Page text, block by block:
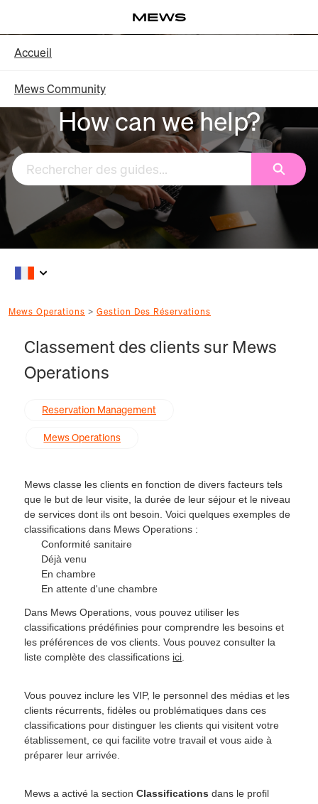
contenu
principal
Accueil
Mews Community
How can we help?
Mews Operations Gestion Des Réservations
Classement des clients sur Mews
Operations
Reservation Management
Mews Operations
Mews classe les clientsen fonction de divers facteurs tels
que le but de leur visite, la durée de leur séjour et le niveau
de services dont ils ont besoin.Voici quelques exemples de
classificationsdans Mews Operations :
Conformité sanitaire
Déjà venu
En chambre
En attente d'une chambre
Dans Mews Operations, vous pouvez utiliser les
classifications prédéfinies pour comprendre les besoins et
les préférences de vos clients.Vous pouvez consulter la
liste complète des classifications ici
Vous pouvez inclure les VIP, le personnel des médias et les
clients récurrents, fidèles ou problématiques dans ces
classifications pourdistinguer les clients qui visitent votre
établissement, ce qui facilite votre travail et vous aide à
préparer leur arrivée.
Mews a activé la sectionClassifications dans le profil